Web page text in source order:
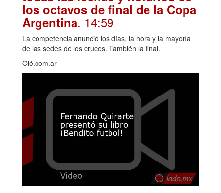
los octavos de final de la Copa
Argentina. 14:59
La competencia anunció los días, la hora y la mayoría
de las sedes de los cruces. También la final.
Olé.com.ar